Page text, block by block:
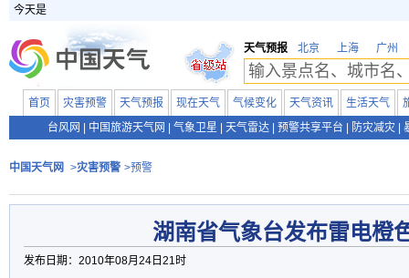
今天是
天气预报 北京 上海 广州
首页 灾害预警 天气预报 现在天气 气候变化 天气资讯 生活天气
台风网
中国旅游天气网 气象卫星 天气雷达 预警共享平台 防灾减灾
中国天气网 >灾害预警 >预警
湖南省气象台发布雷电橙
发布日期：2010年08月24日21时